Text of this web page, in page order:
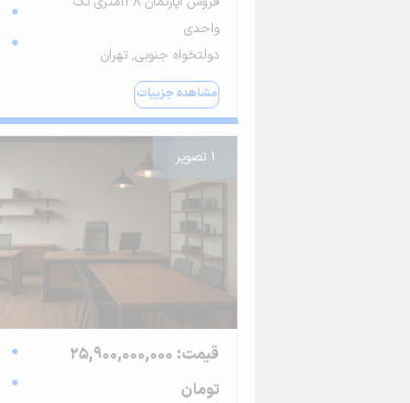
واحدی
دولتخواه جنوبی, تهران
مشاهده جزییات
1 تصویر
قیمت: 25,900,000,000
تومان